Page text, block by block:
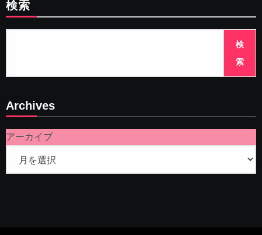
検索
検
索
Archives
アーカイブ